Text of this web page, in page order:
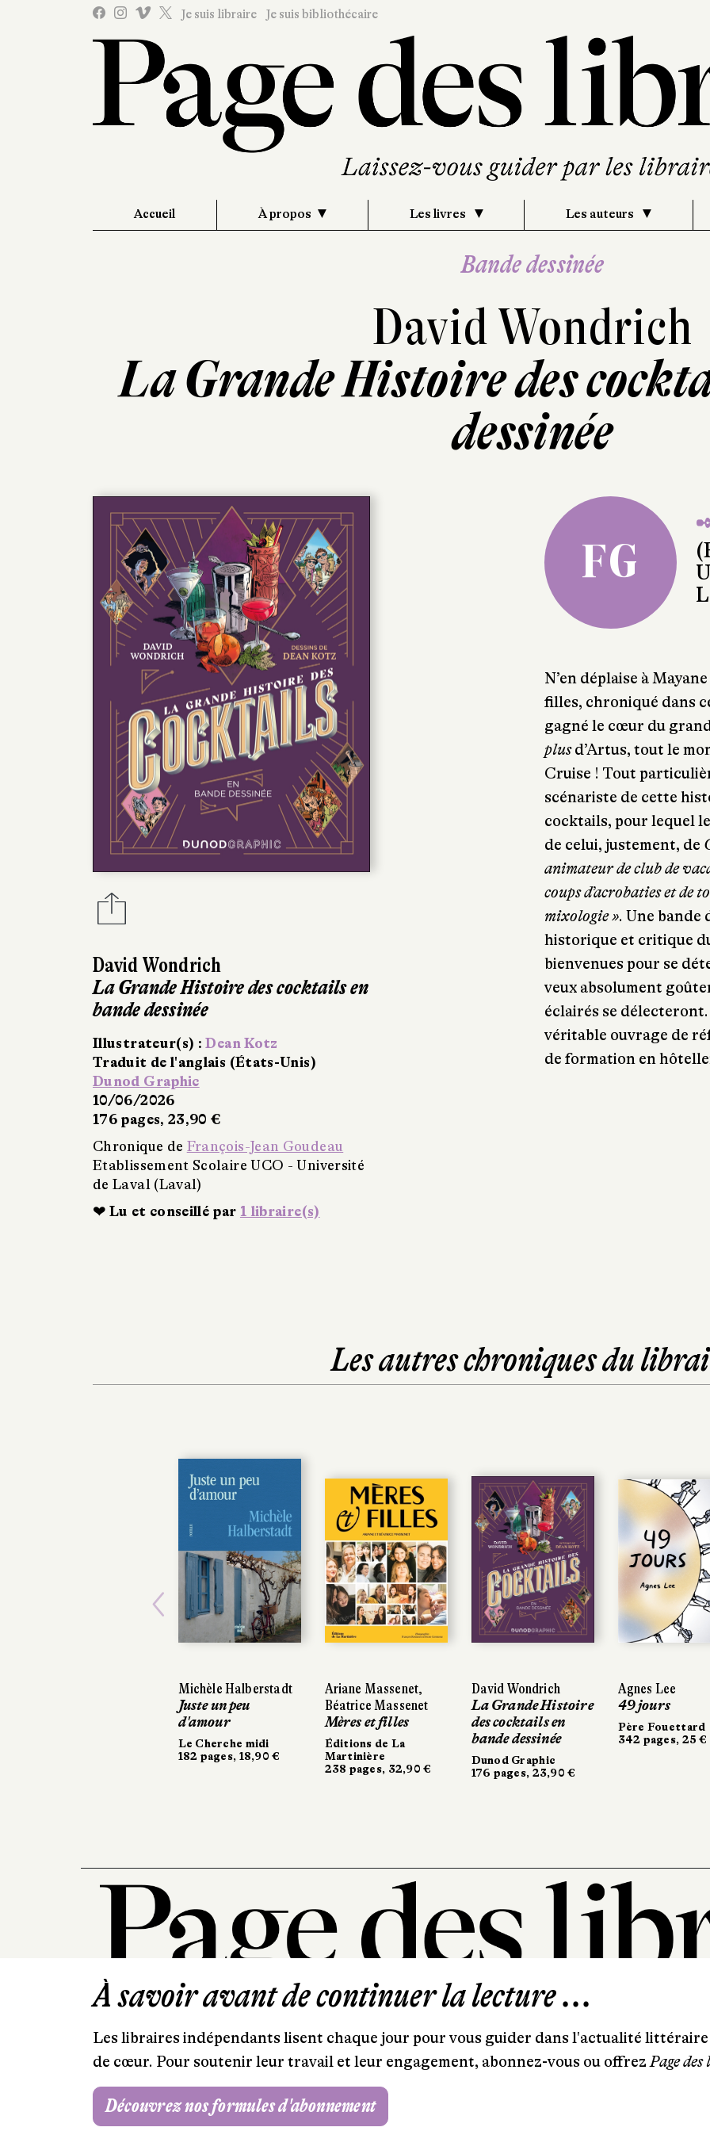
Je suis libraire Je suis bibliothécaire
Accueil À propos Les livres Les auteurs
Bande dessinée
David Wondrich
La Grande Histoire des
dessinée
David Wondrich
La Grande Histoire des cocktails en
bande dessinée
Illustrateur(s) :Dean Kotz
Traduit de l'anglais (États-Unis)
Dunod Graphic
10/06/2026
176 pages, 23,90 €
Chronique de François-Jean Goudeau
Etablissement Scolaire UCO - Université
de Laval (Laval)
❤ Lu et conseillé par 1 libraire(s)
FG
N’en déplaise à
filles, chroniqué dans
gagné le cœur du
plusd’Artus, tout le
Cruise ! Tout
scénariste de cette
cocktails, pour lequel
de celui, justement, de
animateur de club de
coups d’acrobaties et de
mixologie ». Une bande
historique et critique
bienvenues pour se
veux absolument
éclairés se
véritable ouvrage de
de formation en
Les autres chroniques du
Michèle Halberstadt
Juste un peu
d'amour
Le Cherche midi
182 pages, 18,90 €
Ariane Massenet,
Béatrice Massenet
Mères et filles
Éditions de La
Martinière
238 pages, 32,90 €
David Wondrich
La Grande Histoire
des cocktails en
bande dessinée
Dunod Graphic
176 pages, 23,90 €
Agnes Lee
49 jours
Père Fouettard
342 pages, 25 €
Ariane Massenet,
Béatrice Massenet
Mères et filles
Éditions de La
Martinière
238 pages, 32,90 €
David Wondrich
La Grande Histoire
des cocktails en
bande dessinée
Dunod Graphic
176 pages, 23,90 €
Agnes Lee
49 jours
Père Fouettard
342 pages, 25 €
Previous
101, rue Saint-Lazare
T. 01 44 41 97 20
À savoir avant de continuer la lecture ...
Les libraires indépendants lisent chaque jour pour vous guider dans l'actualité
de cœur. Pour soutenir leur travail et leur engagement, abonnez-vous ou offrezPage
Découvrez nos formules d'abonnement